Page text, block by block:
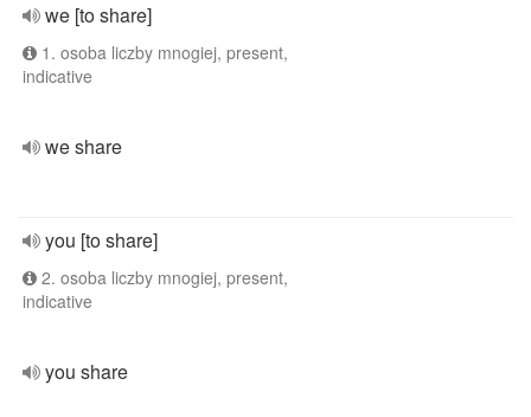
we [to share]
1. osoba liczby mnogiej, present,
indicative
we share
you [to share]
2. osoba liczby mnogiej, present,
indicative
you share